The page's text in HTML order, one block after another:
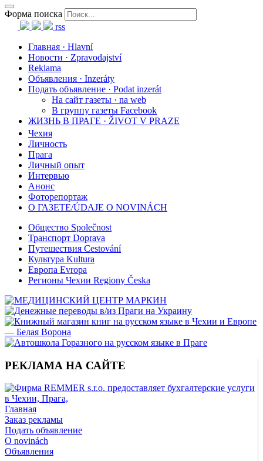
Форма поиска
rss
Главная · Hlavní
Новости · Zpravodajství
Reklama
Объявления · Inzeráty
Подать объявление · Podat inzerát
На сайт газеты · na web
В группу газеты Facebook
ЖИЗНЬ В ПРАГЕ · ŽIVOT V PRAZE
Чехия
Личность
Прага
Личный опыт
Интервью
Анонс
Фоторепортаж
О ГАЗЕТЕ/ÚDAJE O NOVINÁCH
Общество Společnost
Транспорт Doprava
Путешествия Cestování
Культура Kultura
Европа Evropa
Регионы Чехии Regiony Česka
РЕКЛАМА НА САЙТЕ
Главная
Заказ рекламы
Подать объявление
O novinách
Объявления